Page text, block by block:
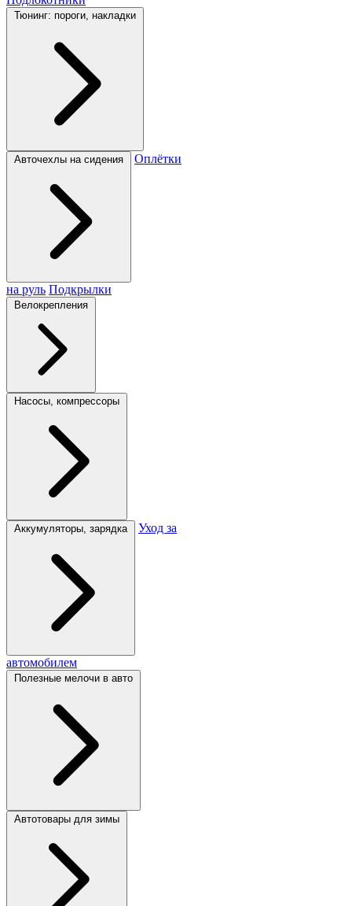
Тюнинг: пороги, накладки
Авточехлы на сидения Оплётки
на руль Подкрылки
Велокрепления
Насосы, компрессоры
Аккумуляторы, зарядка Уход за
автомобилем
Полезные мелочи в авто
Автотовары для зимы